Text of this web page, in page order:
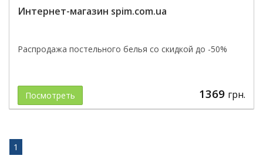
Интернет-магазин spim.com.ua
Распродажа постельного белья со скидкой до -50%
Посмотреть 1369 грн.
1